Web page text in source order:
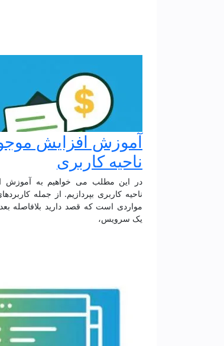
آموزش افزایش
ناحیه کاربری
در این مطلب می خواهیم به آموزش
ناحیه کاربری بپردازیم. از جمله
مواردی است که قصد دارید بلافاصله
یک سرویس،